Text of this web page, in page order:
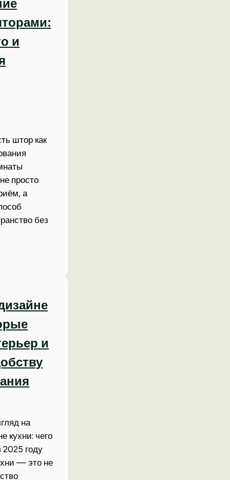
и
штор как
просто
а
без
и
на
кухни: чего
2025 году
— это не